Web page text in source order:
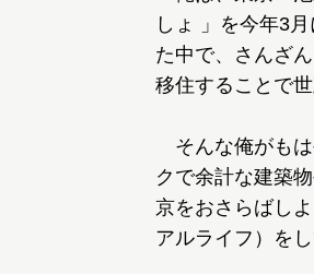
しょ 」を今年3
た中で、さんざ
移住することで
そんな俺がもは
クで余計な建築
京をおさらばし
アルライフ）を